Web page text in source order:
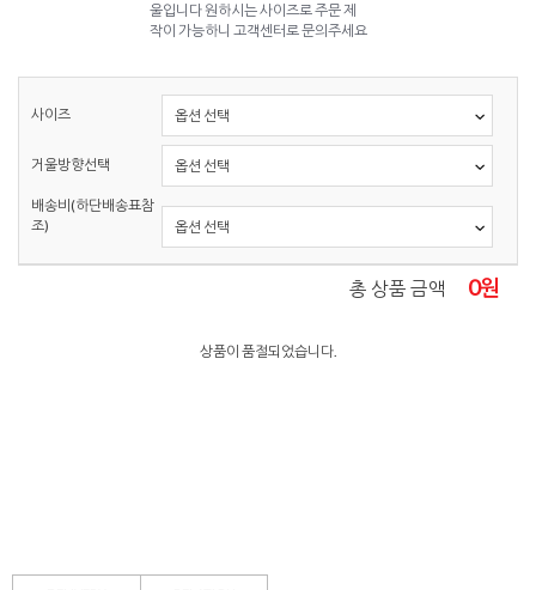
울입니다 원하시는 사이즈로 주문 제
작이 가능하니 고객센터로 문의주세요
사이즈
거울방향선택
배송비(하단배송표참
조)
총 상품 금액 0원
상품이 품절되었습니다.